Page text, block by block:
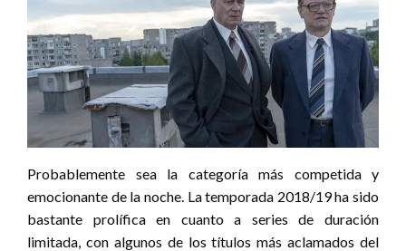
Probablemente sea la categoría más competida y
emocionante de la noche. La temporada 2018/19 ha sido
bastante prolífica en cuanto a series de duración
limitada, con algunos de los títulos más aclamados del